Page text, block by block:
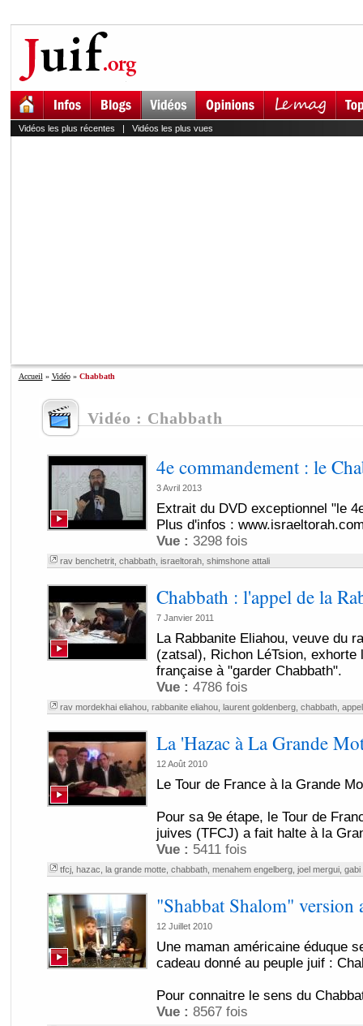
Vidéos les plus récentes | Vidéos les plus vues
Accueil » Vidéo» Chabbath
Vidéo : Chabbath
4e commandement : le
3 Avril 2013
Extrait du DVD exceptionnel "le
Plus d'infos :
Vue : 3298 fois
rav benchetrit, chabbath, israeltorah, shimshone attali
Chabbath : l'appel de la
7 Janvier 2011
La Rabbanite Eliahou, veuve du
(zatsal), Richon LéTsion, exhorte
française à "garder Chabbath".
Vue : 4786 fois
rav mordekhai eliahou, rabbanite eliahou, laurent goldenberg, chabbath, appel
La 'Hazac à La Grande
12 Août 2010
Le Tour de France à la Grande
Pour sa 9e étape, le Tour de
juives (TFCJ) a fait halte à la
Vue : 5411 fois
tfcj, hazac la grande motte, chabbath, menahem engelberg, joel mergui, gabi
"Shabbat Shalom" version
12 Juillet 2010
Une maman américaine éduque
cadeau donné au peuple juif :
Pour connaitre le sens du
Vue : 8567 fois